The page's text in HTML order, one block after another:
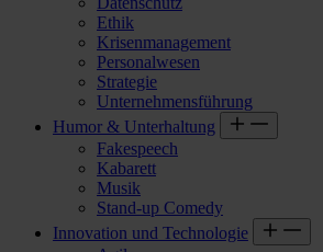
Ethik
Krisenmanagement
Personalwesen
Strategie
Unternehmensführung
Humor & Unterhaltung
Fakespeech
Kabarett
Musik
Stand-up Comedy
Innovation und Technologie